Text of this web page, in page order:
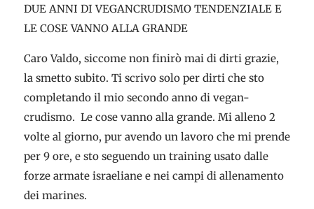
DUE ANNI DI VEGANCRUDISMO TENDENZIALE E
LE COSE VANNO ALLA GRANDE
Caro Valdo, siccome non finirò mai di dirti grazie,
la smetto subito. Ti scrivo solo per dirti che sto
completando il mio secondo anno di vegan-
crudismo. Le cose vanno alla grande. Mi alleno 2
volte al giorno, pur avendo un lavoro che mi prende
per 9 ore, e sto seguendo un training usato dalle
forze armate israeliane e nei campi di allenamento
dei marines.